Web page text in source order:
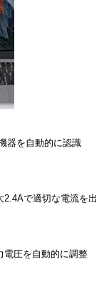
器を自動的に認識
で適切な電流を出
電圧を自動的に調整